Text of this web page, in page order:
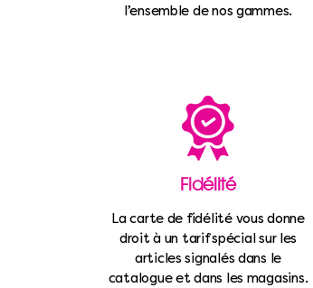
l’ensemble de nos gammes.
Fidélité
La carte de fidélité vous donne
droit à un tarif spécial sur les
articles signalés dans le
catalogue et dans les magasins.